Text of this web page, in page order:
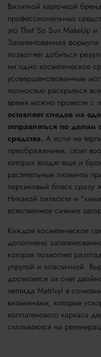
Визитной карточкой
профессиональных
это That`So Sun MakeUp
Запатентованная
позволяет добиться
ни одно косметическое
усовершенствованным
полностью раскрыться
время можно провести с
оставляет следов на
отправляться по
средства. А если не
преображением, стоит
которых входят еще и
растительные пигменты
персиковый блеск сразу
Никакой липкости и
естественное сияние
Каждое косметическое
дополнено
которая позволяет
упругой и эластичной.
достигается за счет
пептида Matrixyl в
витаминами, которые
коллагенового каркаса
сказываются на